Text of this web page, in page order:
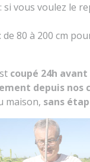
: si vous voulez le
: de 80 à 200 cm
coupé 24h
depuis nos
maison, sans